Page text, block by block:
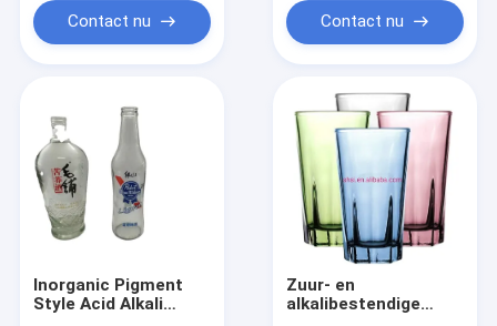
Contact nu Contact nu
Inorganic Pigment
Style Acid Alkali
Zuur- en
alkalibestendige